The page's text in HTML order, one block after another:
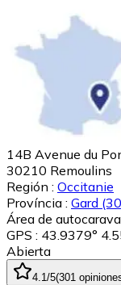
14B Avenue du
30210 Remoulins
Región : Occitanie
Província : Gard
Área de
GPS : 43.9379°
Abierta
4.1/5(301